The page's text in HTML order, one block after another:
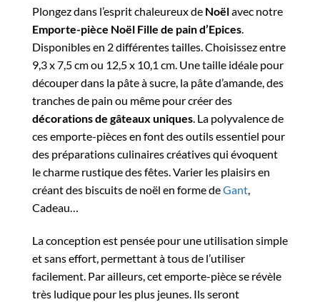
Plongez dans l’esprit chaleureux de Noëlavec notre
Emporte-pièce Noël Fille de pain d’Epices.
Disponibles en 2 différentes tailles. Choisissez entre
9,3 x 7,5 cm ou 12,5 x 10,1 cm. Une taille idéale pour
découper dans la pâte à sucre, la pâte d’amande, des
tranches de pain ou même pour créer des
décorations de gâteaux uniques. La polyvalence de
ces emporte-pièces en font des outils essentiel pour
des préparations culinaires créatives qui évoquent
le charme rustique des fêtes. Varier les plaisirs en
créant des biscuits de noël en forme deGant,
Cadeau…
La conception est pensée pour une utilisation simple
et sans effort, permettant à tous de l’utiliser
facilement. Par ailleurs, cet emporte-pièce se révèle
très ludique pour les plus jeunes. Ils seront